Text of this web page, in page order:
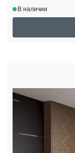
В наличии